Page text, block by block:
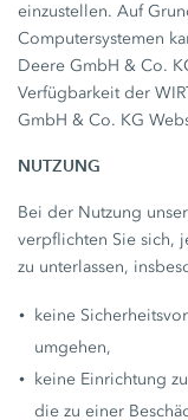
einzustellen. Auf
Computersystemen
Deere GmbH & Co.
Verfügbarkeit der
GmbH & Co. KG
NUTZUNG
Bei der Nutzung
verpflichten Sie sich,
zu unterlassen,
keine
umgehen,
keine Einrichtung
die zu einer